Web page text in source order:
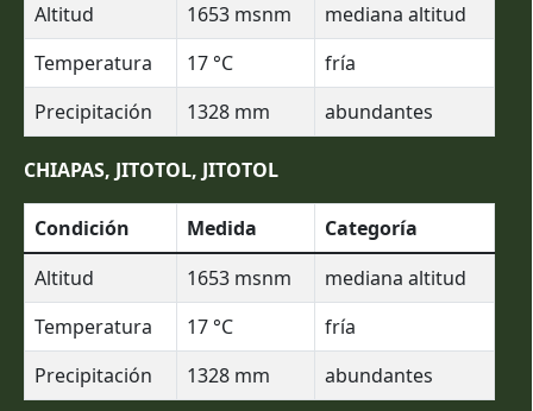
Altitud
1653 msnm
mediana altitud
Temperatura
17 °C
fría
Precipitación
1328 mm abundantes
CHIAPAS, JITOTOL, JITOTOL
Condición Medida
Categoría
Altitud
1653 msnm
mediana altitud
Temperatura
17 °C
fría
Precipitación
1328 mm abundantes